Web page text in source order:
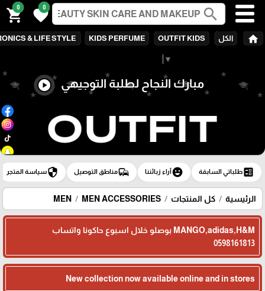
▼
search
0
favorite
0
shopping_cart
home الكل & LIFE STYLE KIDS PERFUME OUTFIT KIDS
مبارك النجاح لطلبة التوجيهي play_circle
🎓
ballotطلباتي السابقة emoji_emotions آراء زبائننا commuteمناطق التوصيل securityسياسة المتجر
الرئيسية كل المنتجات MEN MEN ACCESSORIES
MANGO,adidas,H&M بوصلو خلال اسبوع حاكونا واتساب
0598161813
New collection now available online and in stores